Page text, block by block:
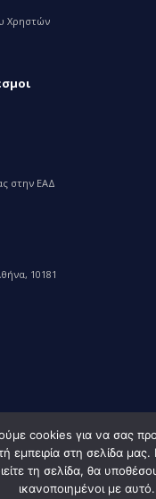
Χρηστών
στην ΕΑΔ
10181
Ανάπτυξης,
cookies για να σας
εμπειρία στη σελίδα
τη σελίδα, θα
ικανοποιημένοι με αυτό.